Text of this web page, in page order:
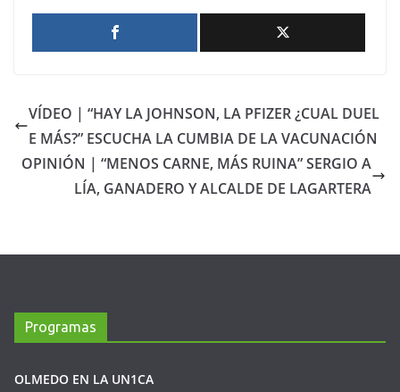
VÍDEO | “HAY LA JOHNSON, LA PFIZER ¿CUAL DUEL
E MÁS?” ESCUCHA LA CUMBIA DE LA VACUNACIÓN
OPINIÓN | “MENOS CARNE, MÁS RUINA” SERGIO A
LÍA, GANADERO Y ALCALDE DE LAGARTERA
Programas
OLMEDO EN LA UN1CA